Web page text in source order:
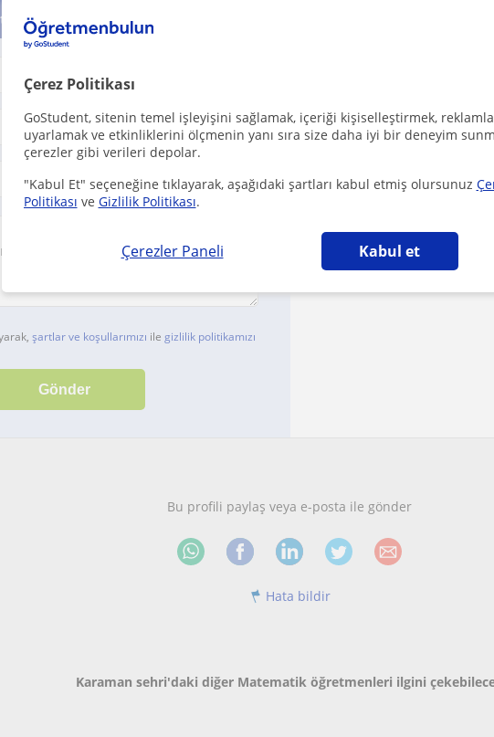
Çerez Politikası
GoStudent, sitenin temel işleyişini sağlamak, içeriği kişiselleştirmek,
uyarlamak ve etkinliklerini ölçmenin yanı sıra size daha iyi bir deneyim
çerezler gibi verileri depolar.
"Kabul Et" seçeneğine tıklayarak, aşağıdaki şartları kabul etmiş olursunuz
Politikası ve Gizlilik Politikası.
Çerezler Paneli Kabul et
geç - ücretsiz!
şartlar ve koşullarımızı ile gizlilik politikamızı
22 Yaş ·
Onaylanmış
Bu profili paylaş veya e-posta ile gönder
Hata bildir
Karaman sehri'daki diğer Matematik öğretmenleri ilgini